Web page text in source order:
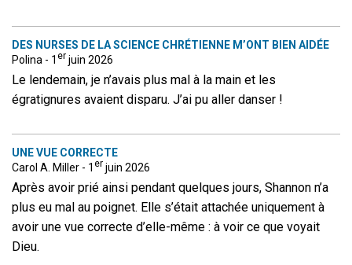
DES NURSES DE LA SCIENCE CHRÉTIENNE M’ONT BIEN AIDÉE
Polina - 1 er juin 2026
Le lendemain, je n’avais plus mal à la main et les
égratignures avaient disparu. J’ai pu aller danser !
UNE VUE CORRECTE
Carol A. Miller - 1 er juin 2026
Après avoir prié ainsi pendant quelques jours, Shannon n’a
plus eu mal au poignet. Elle s’était attachée uniquement à
avoir une vue correcte d’elle-même : à voir ce que voyait
Dieu.